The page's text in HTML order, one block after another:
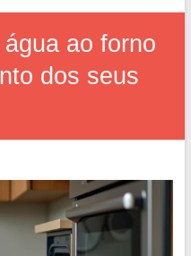
ao forno
dos seus